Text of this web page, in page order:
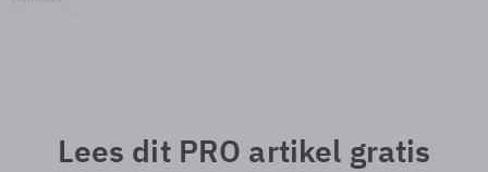
Lees dit PRO artikel gratis